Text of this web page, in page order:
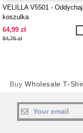
VELILLA V5501 -
koszulka
64,99 zł
84,76 zł
BuyWholesale T-